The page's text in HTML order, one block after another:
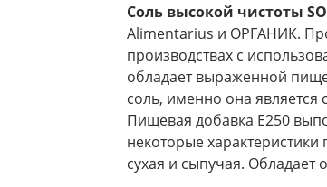
Соль высокой чистоты
Alimentarius и ОРГАНИК.
производствах с
обладает выраженной
соль, именно она является
Пищевая добавка Е250
некоторые
сухая и сыпучая.